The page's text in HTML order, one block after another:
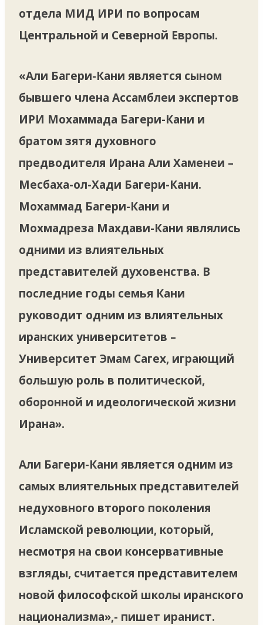
отдела МИД ИРИ по вопросам
Центральной и Северной Европы.
«Али Багери-Кани является сыном
бывшего члена Ассамблеи экспертов
ИРИ Мохаммада Багери-Кани и
братом зятя духовного
предводителя Ирана Али Хаменеи –
Месбаха-ол-Хади Багери-Кани.
Мохаммад Багери-Кани и
Мохмадреза Махдави-Кани являлись
одними из влиятельных
представителей духовенства. В
последние годы семья Кани
руководит одним из влиятельных
иранских университетов –
Университет Эмам Сагех, играющий
большую роль в политической,
оборонной и идеологической жизни
Ирана».
Али Багери-Кани является одним из
самых влиятельных представителей
недуховного второго поколения
Исламской революции, который,
несмотря на свои консервативные
взгляды, считается представителем
новой философской школы иранского
национализма»,- пишет иранист.